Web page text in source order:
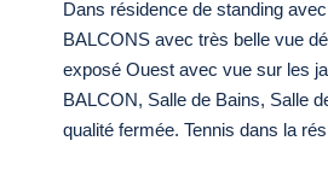
Dans résidence de standing
BALCONS avec très belle vue
exposé Ouest avec vue sur les
BALCON, Salle de Bains, Salle
qualité fermée. Tennis dans la